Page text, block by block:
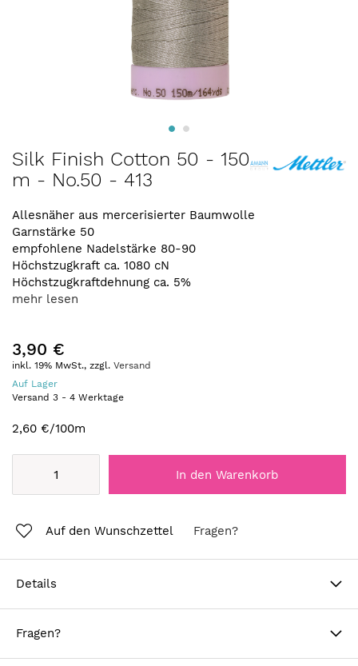
Zum
Anfang
der
springen
Silk Finish Cotton 50 - 150
m - No.50 - 413
Allesnäher aus mercerisierter Baumwolle
Garnstärke 50
empfohlene Nadelstärke 80-90
Höchstzugkraft ca. 1080 cN
Höchstzugkraftdehnung ca. 5%
mehr lesen
3,90 €
inkl. 19% MwSt., zzgl. Versand
Auf Lager
Versand 3 - 4 Werktage
2,60 €/100m
In den Warenkorb
Auf den Wunschzettel Fragen?
Details
Fragen?